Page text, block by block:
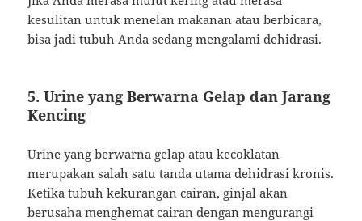
kesulitan untuk menelan makanan atau berbicara,
bisa jadi tubuh Anda sedang mengalami dehidrasi.
5. Urine yang Berwarna Gelap dan Jarang
Kencing
Urine yang berwarna gelap atau kecoklatan
merupakan salah satu tanda utama dehidrasi kronis.
Ketika tubuh kekurangan cairan, ginjal akan
berusaha menghemat cairan dengan mengurangi